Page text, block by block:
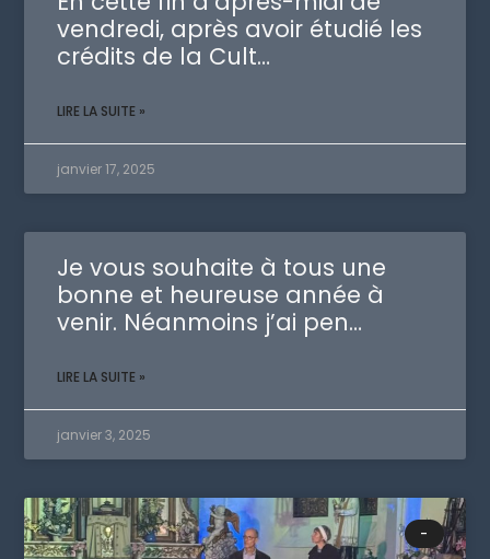
vendredi, après avoir étudié les
crédits de la Cult…
LIRE LA SUITE »
janvier 17, 2025
Je vous souhaite à tous une
bonne et heureuse année à
venir. Néanmoins j’ai pen…
LIRE LA SUITE »
janvier 3, 2025
-